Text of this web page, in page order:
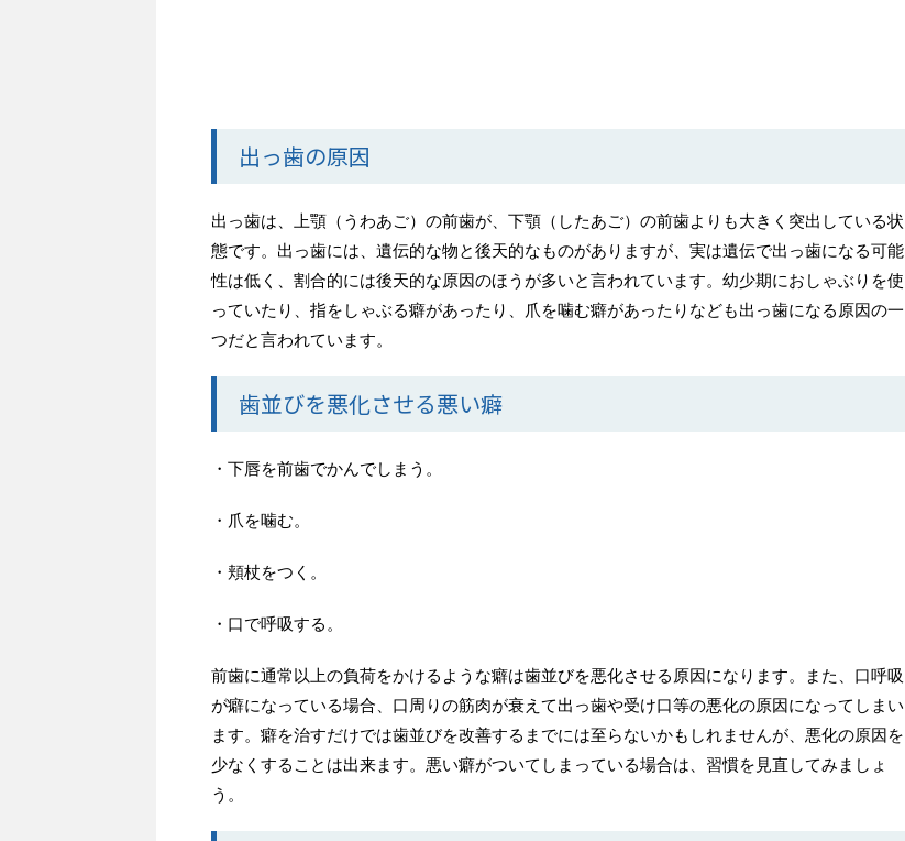
出っ歯の原因
出っ歯は、上顎（うわあご）の前歯が、下顎（したあご）の前歯よりも大きく突出している状
態です。 出っ歯には、遺伝的な物と後天的なものがありますが、実は遺伝で出っ歯になる可能
性は低く、割合的には後天的な原因のほうが多いと言われています。 幼少期におしゃぶりを使
っていたり、指をしゃぶる癖があったり、爪を噛む癖があったりなども出っ歯になる原因の一
つだと言われています。
歯並びを悪化させる悪い癖
・下唇を前歯でかんでしまう。
・爪を噛む。
・頬杖をつく。
・口で呼吸する。
前歯に通常以上の負荷をかけるような癖は歯並びを悪化させる原因になります。また、口呼吸
が癖になっている場合、口周りの筋肉が衰えて出っ歯や受け口等の悪化の原因になってしまい
ます。 癖を治すだけでは歯並びを改善するまでには至らないかもしれませんが、悪化の原因を
少なくすることは出来ます。悪い癖がついてしまっている場合は、習慣を見直してみましょ
う。